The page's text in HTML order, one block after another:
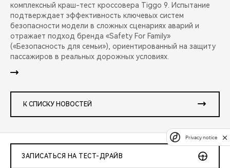
комплексный краш-тест кроссовера Tiggo 9. Испытание
подтверждает эффективность ключевых систем
безопасности модели в сложных сценариях аварий и
отражает подход бренда «Safety For Family»
(«Безопасность для семьи»), ориентированный на защиту
пассажиров в реальных дорожных условиях.
К СПИСКУ НОВОСТЕЙ
ЗАПИСАТЬСЯ НА ТЕСТ-ДРАЙВ
Privacy notice